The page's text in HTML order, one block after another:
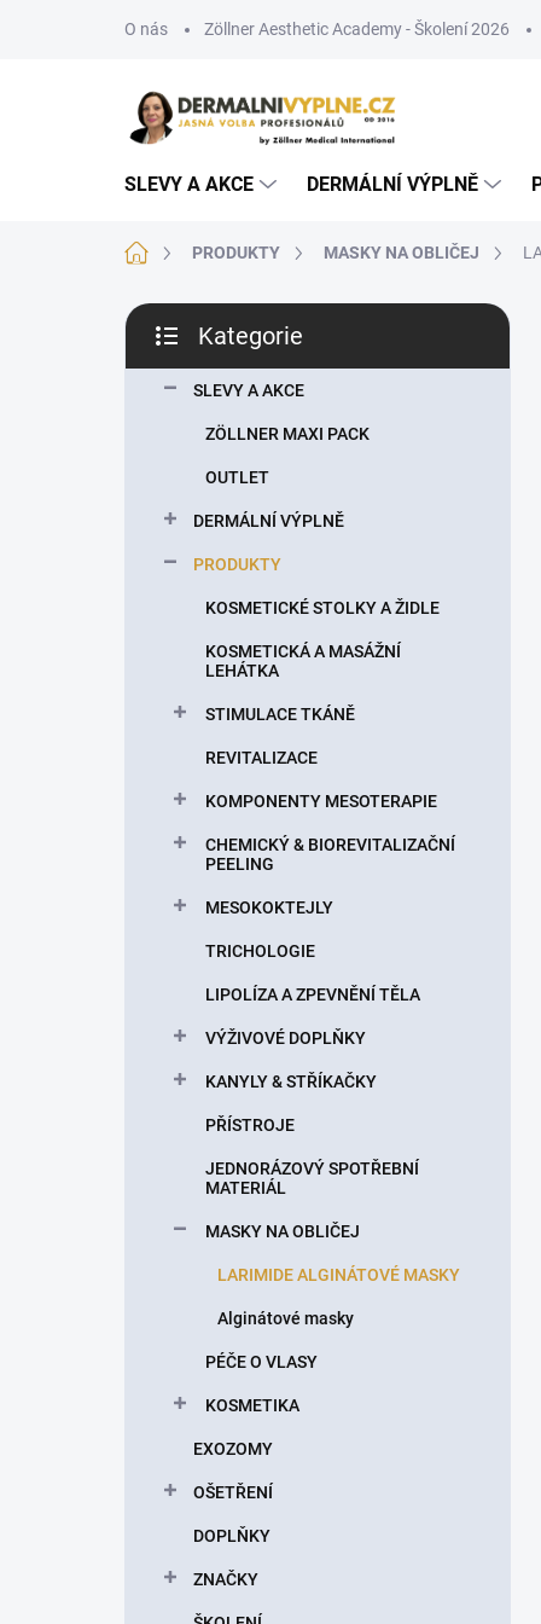
O nás Zöllner Aesthetic Academy - Školení 2026
SLEVY A AKCE DERMÁLNÍ VÝPLNĚ
Domů PRODUKTY MASKY NA OBLIČEJ
P
s
kategorie
Kategorie
SLEVY A AKCE
ZÖLLNER MAXI PACK
OUTLET
DERMÁLNÍ VÝPLNĚ
PRODUKTY
KOSMETICKÉ STOLKY A ŽIDLE
KOSMETICKÁ A MASÁŽNÍ
LEHÁTKA
STIMULACE TKÁNĚ
REVITALIZACE
KOMPONENTY MESOTERAPIE
CHEMICKÝ & BIOREVITALIZAČNÍ
PEELING
MESOKOKTEJLY
TRICHOLOGIE
LIPOLÍZA A ZPEVNĚNÍ TĚLA
VÝŽIVOVÉ DOPLŇKY
KANYLY & STŘÍKAČKY
PŘÍSTROJE
JEDNORÁZOVÝ SPOTŘEBNÍ
MATERIÁL
MASKY NA OBLIČEJ
LARIMIDE ALGINÁTOVÉ MASKY
Alginátové masky
PÉČE O VLASY
KOSMETIKA
EXOZOMY
OŠETŘENÍ
DOPLŇKY
ZNAČKY